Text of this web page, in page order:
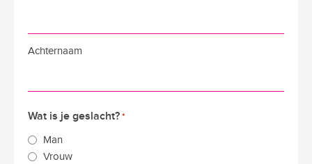
Achternaam
Wat is je geslacht? *
Man
Vrouw